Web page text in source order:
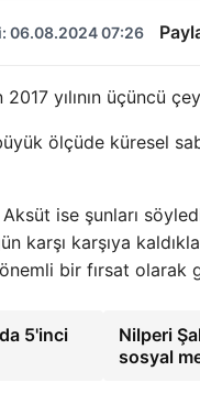
06.08.2024 07:26
yılının üçüncü
ölçüde küresel
ise şunları
karşı karşıya
bir fırsat olarak
5'inci
Nilperi
sosyal